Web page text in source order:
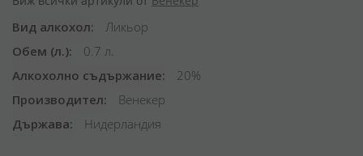
Вид алкохол
Ликьор
Обем (л.)
0.7 л.
Алкохолно съдържание
20%
Производител
Венекер
Държава
Нидерландия